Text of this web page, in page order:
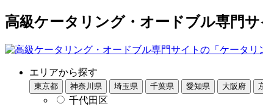
高級ケータリング・オードブル専門
エリアから探す
東京都 神奈川県 埼玉県 千葉県 愛知県 大阪府
千代田区